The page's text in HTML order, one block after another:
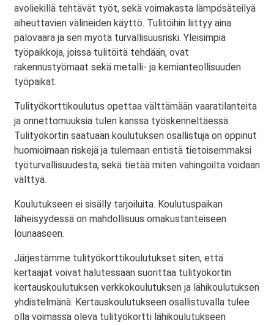
avoliekillä tehtävät työt, sekä voimakasta lämpösäteilyä
aiheuttavien välineiden käyttö. Tulitöihin liittyy aina
palovaara ja sen myötä turvallisuusriski. Yleisimpiä
työpaikkoja, joissa tulitöitä tehdään, ovat
rakennustyömaat sekä metalli- ja kemianteollisuuden
työpaikat.
Tulityökorttikoulutus opettaa välttämään vaaratilanteita
ja onnettomuuksia tulen kanssa työskenneltäessä.
Tulityökortin saatuaan koulutuksen osallistuja on oppinut
huomioimaan riskejä ja tulemaan entistä tietoisemmaksi
työturvallisuudesta, sekä tietää miten vahingoilta voidaan
välttyä.
Koulutukseen ei sisälly tarjoiluita. Koulutuspaikan
läheisyydessä on mahdollisuus omakustanteiseen
lounaaseen.
Järjestämme tulityökorttikoulutukset siten, että
kertaajat voivat halutessaan suorittaa tulityökortin
kertauskoulutuksen verkkokoulutuksen ja lähikoulutuksen
yhdistelmänä. Kertauskoulutukseen osallistuvalla tulee
olla voimassa oleva tulityökortti lähikoulutukseen